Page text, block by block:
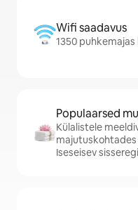
Wifi saadavus
1350
Populaarsed
Külalistele
Iseseisev